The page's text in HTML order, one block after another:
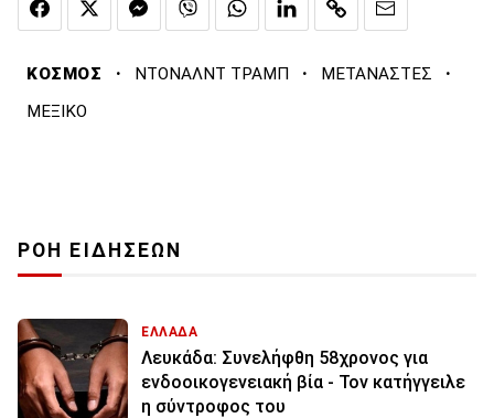
ΚΟΣΜΟΣ · ΝΤΟΝΑΛΝΤ ΤΡΑΜΠ · ΜΕΤΑΝΑΣΤΕΣ ·
ΜΕΞΙΚΟ
ΡΟΗ ΕΙΔΗΣΕΩΝ
ΕΛΛΑΔΑ
Λευκάδα: Συνελήφθη 58χρονος για
ενδοοικογενειακή βία - Τον κατήγγειλε
η σύντροφος του